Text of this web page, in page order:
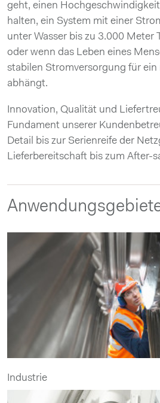
geht, einen
halten, ein System mit einer
unter Wasser bis zu 3.000 Meter
oder wenn das Leben eines
stabilen Stromversorgung für ein
abhängt.
Innovation, Qualität und
Fundament unserer
Detail bis zur Serienreife der
Lieferbereitschaft bis zum After-
Industrie